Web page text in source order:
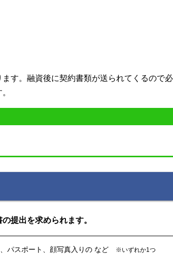
す。融資後に契約書類が送られてくるので
提出を求められます。
パスポート、顔写真入りの など ※いずれか1つ